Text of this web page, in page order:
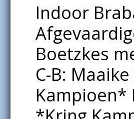
Indoor
Boetzkes
C-B:
Kampioen*